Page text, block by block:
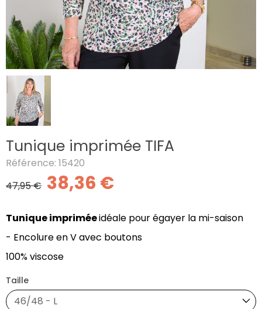
Tunique imprimée TIFA
Référence: 15420
47,95 € 38,36 €
Tunique impriméeidéale pour égayer la mi-saison
- Encolure en V avec boutons
100% viscose
Taille
46/48 - L